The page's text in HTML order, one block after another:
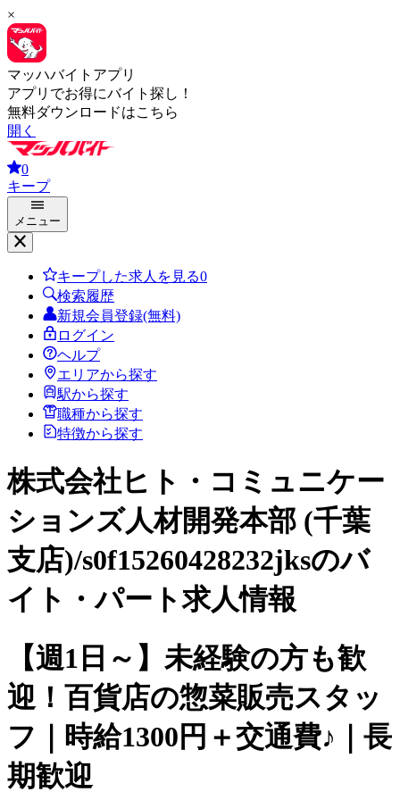
×
マッハバイトアプリ
アプリでお得にバイト探し！
無料ダウンロードはこちら
開く
0
キープ
メニュー
キープした求人を見る0
検索履歴
新規会員登録(無料)
ログイン
ヘルプ
エリアから探す
駅から探す
職種から探す
特徴から探す
株式会社ヒト・コミュニケー
ションズ人材開発本部 (千葉
支店)/s0f15260428232jksのバ
イト・パート求人情報
【週1日～】未経験の方も歓
迎！百貨店の惣菜販売スタッ
フ｜時給1300円＋交通費♪｜長
期歓迎